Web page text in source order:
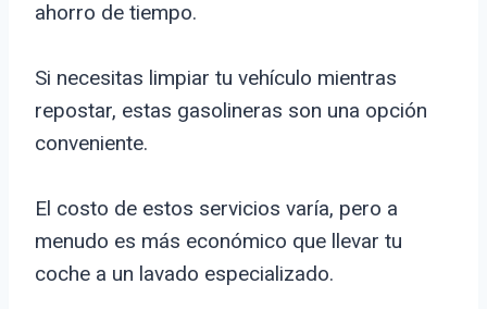
ahorro de tiempo.
Si necesitas limpiar tu vehículo mientras
repostar, estas gasolineras son una opción
conveniente.
El costo de estos servicios varía, pero a
menudo es más económico que llevar tu
coche a un lavado especializado.